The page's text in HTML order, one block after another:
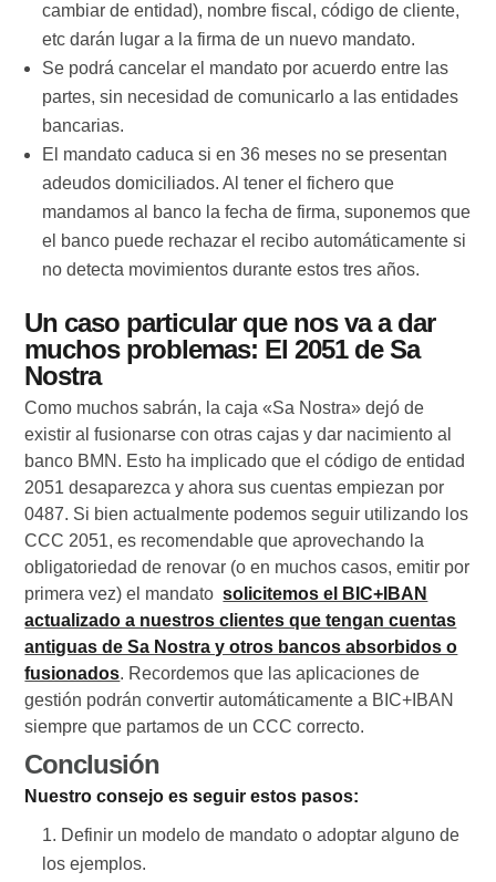
cambiar de entidad), nombre fiscal, código de cliente,
etc darán lugar a la firma de un nuevo mandato.
Se podrá cancelar el mandato por acuerdo entre las
partes, sin necesidad de comunicarlo a las entidades
bancarias.
El mandato caduca si en 36 meses no se presentan
adeudos domiciliados. Al tener el fichero que
mandamos al banco la fecha de firma, suponemos que
el banco puede rechazar el recibo automáticamente si
no detecta movimientos durante estos tres años.
Un caso particular que nos va a dar
muchos problemas: El 2051 de Sa
Nostra
Como muchos sabrán, la caja «Sa Nostra» dejó de
existir al fusionarse con otras cajas y dar nacimiento al
banco BMN. Esto ha implicado que el código de entidad
2051 desaparezca y ahora sus cuentas empiezan por
0487. Si bien actualmente podemos seguir utilizando los
CCC 2051, es recomendable que aprovechando la
obligatoriedad de renovar (o en muchos casos, emitir por
primera vez) el mandatosolicitemos el BIC+IBAN
actualizado a nuestros clientes que tengan cuentas
antiguas de Sa Nostra y otros bancos absorbidos o
fusionados. Recordemos que las aplicaciones de
gestión podrán convertir automáticamente a BIC+IBAN
siempre que partamos de un CCC correcto.
Conclusión
Nuestro consejo es seguir estos pasos:
Definir un modelo de mandato o adoptar alguno de
los ejemplos.